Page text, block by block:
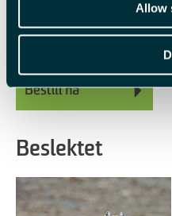
Allow
Beslektet